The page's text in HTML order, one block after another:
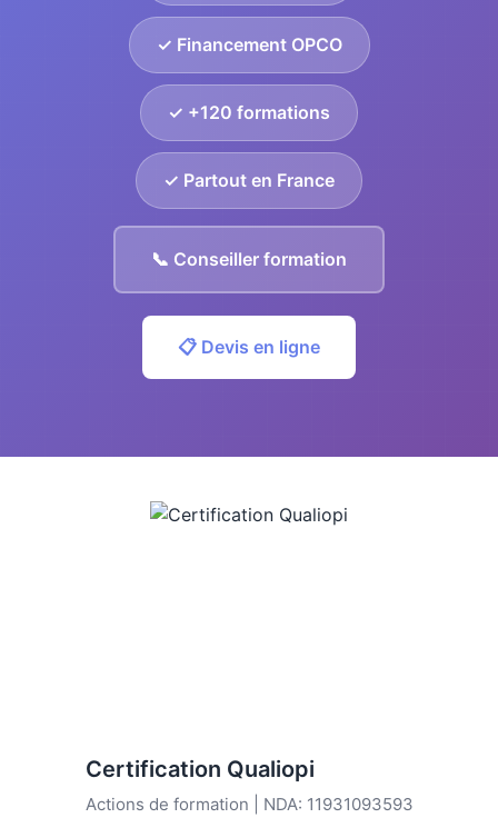
✓ Financement OPCO
✓ +120 formations
✓ Partout en France
📞 Conseiller formation
📋 Devis en ligne
Certification Qualiopi
Actions de formation | NDA: 11931093593